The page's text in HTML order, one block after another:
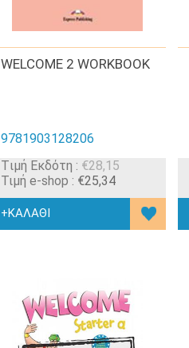
WELCOME 2 WORKBOOK
9781903128206
Tιμή Εκδότη : €28,15
Τιμή e-shop : €25,34